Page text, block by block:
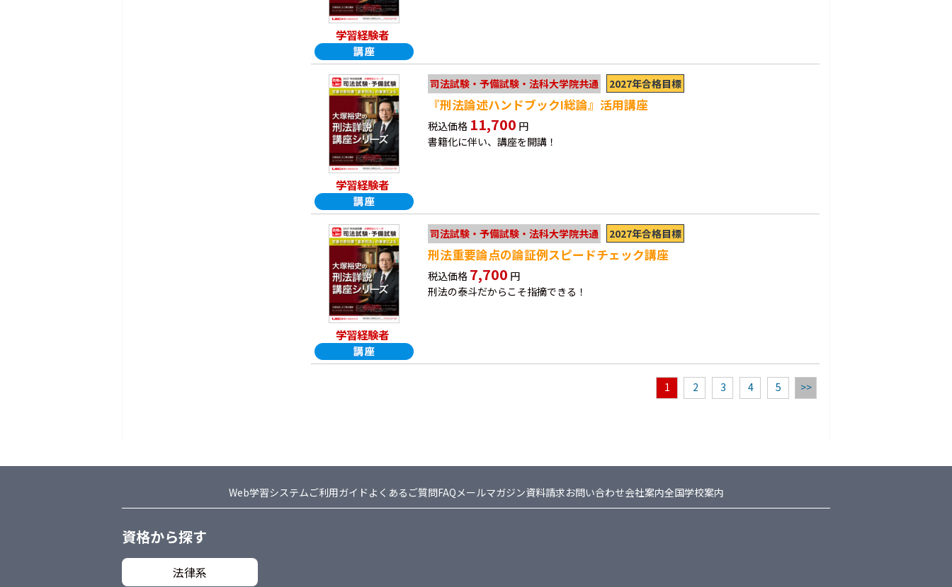
学習経験者
学習経験者
司法試験・予備試験・法科大学院共通 2027年合格目標
『刑法論述ハンドブックⅠ総論』活用講座
税込価格 11,700 円
書籍化に伴い、講座を開講！
学習経験者
司法試験・予備試験・法科大学院共通 2027年合格目標
刑法重要論点の論証例スピードチェック講座
税込価格 7,700 円
刑法の泰斗だからこそ指摘できる！
1 2 3 4 5 >>
Web学習システムご利用ガイド よくあるご質問FAQメールマガジン資料請求お問い合わせ会社案内全国学校案内
資格から探す
法律系